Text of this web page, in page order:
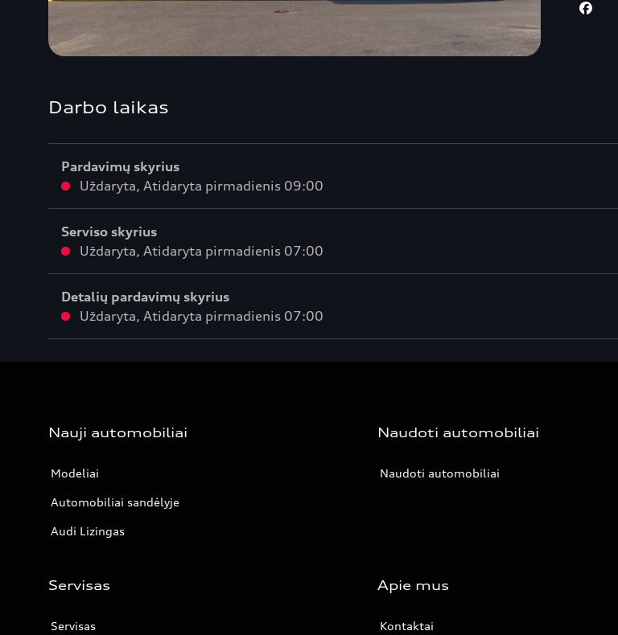
Darbo laikas
Pardavimų skyrius
Uždaryta, Atidaryta pirmadienis 09:00
Serviso skyrius
Uždaryta, Atidaryta pirmadienis 07:00
Detalių pardavimų skyrius
Uždaryta, Atidaryta pirmadienis 07:00
Nauji automobiliai
Modeliai
Automobiliai sandėlyje
Audi Lizingas
Naudoti automobiliai
Naudoti automobiliai
Servisas
Servisas
Apie mus
Kontaktai